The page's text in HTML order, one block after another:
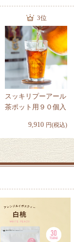
3位
スッキリプーアール
茶ポット用９０個入
9,910 円(税込)